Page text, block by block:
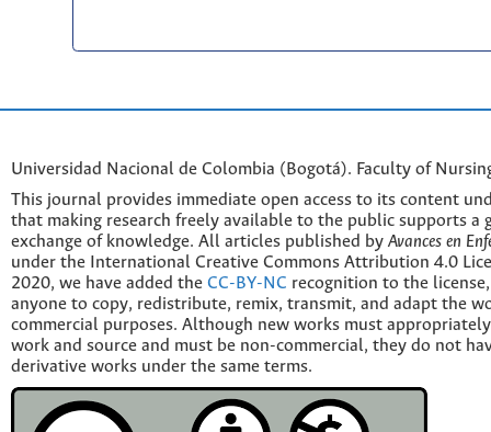
Universidad Nacional de Colombia (Bogotá). Faculty of
This journal provides immediate open access to its content
that making research freely available to the public supports a
exchange of knowledge. All articles published by Avances en
under the International Creative Commons Attribution 4.0
2020, we have added the CC-BY-NC recognition to the
anyone to copy, redistribute, remix, transmit, and adapt the
commercial purposes. Although new works must
work and source and must be non-commercial, they do not
derivative works under the same terms.